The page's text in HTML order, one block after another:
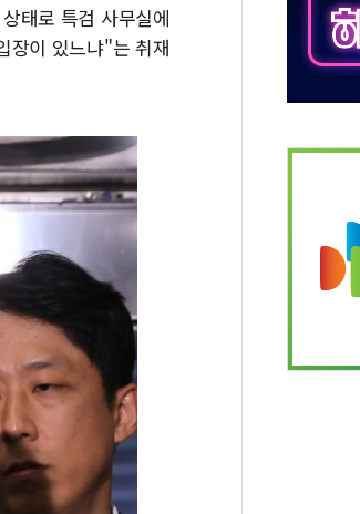
태로 특검 사무실에
장이 있느냐"는 취재